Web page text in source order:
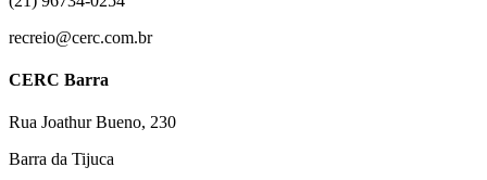
recreio@cerc.com.br
CERC Barra
Rua Joathur Bueno, 230
Barra da Tijuca